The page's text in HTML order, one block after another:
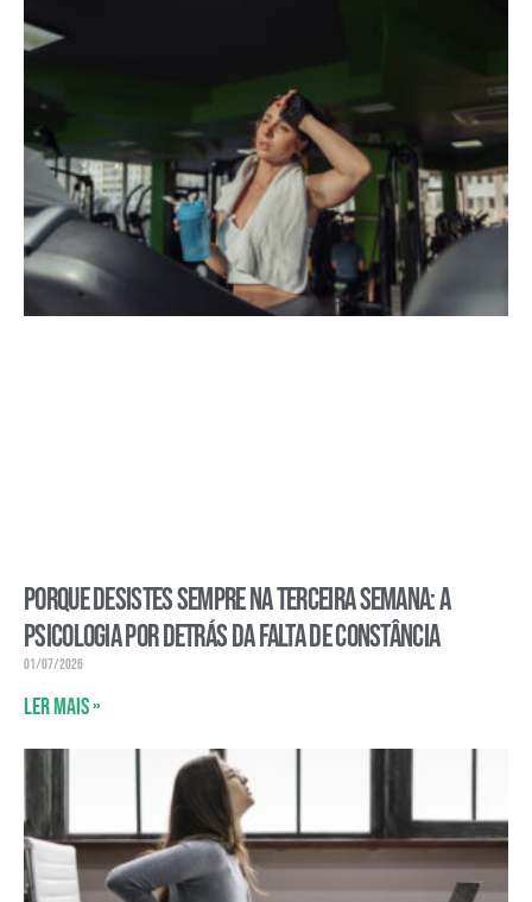
Porque desistes sempre na terceira semana: a
psicologia por detrás da falta de constância
01/07/2026
Ler mais »